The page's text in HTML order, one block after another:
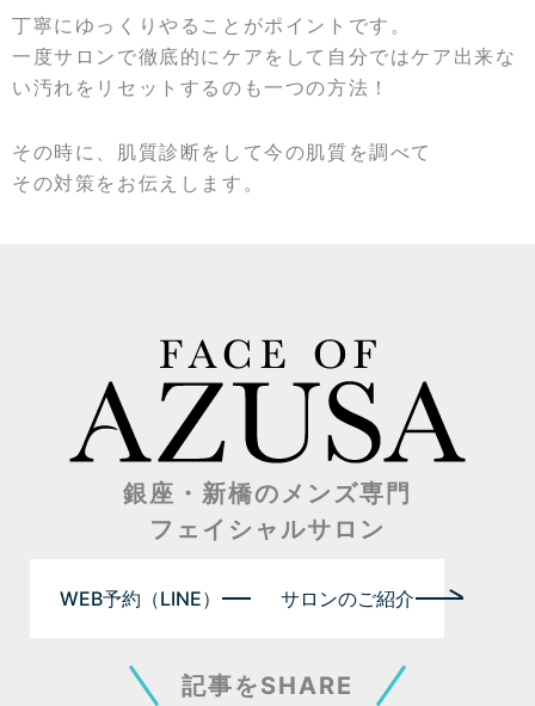
丁寧にゆっくりやることがポイントです。
一度サロンで徹底的にケアをして自分ではケア出来な
い汚れをリセットするのも一つの方法！
その時に、肌質診断をして今の肌質を調べて
その対策をお伝えします。
銀座・新橋のメンズ専門
フェイシャルサロン
WEB予約（LINE） サロンのご紹介
記事をSHARE